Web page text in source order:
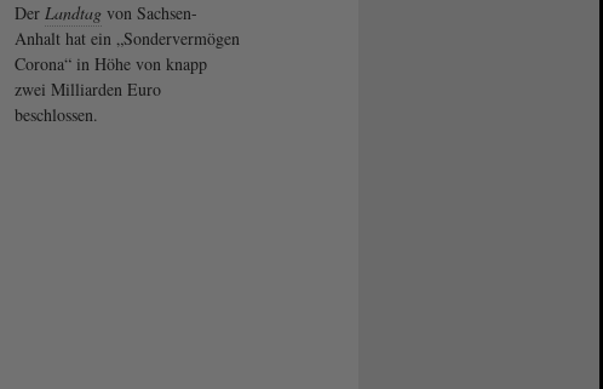
Der Landtagvon Sachsen-
Anhalt hat ein „Sondervermögen
Corona“ in Höhe von knapp
zwei Milliarden Euro
beschlossen.